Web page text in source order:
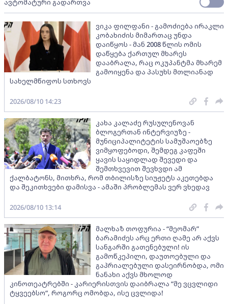
ავტომატური გადართვა
ვიკა ფილფანი - გამოძიება ირაკლი
კობახიძის მიმართაც უნდა
დაიწყოს - მან 2008 წლის ომის
დაწყება ქართულ მხარეს
დააბრალა, რაც ოკუპანტმა მხარემ
გამოიყენა და პასუხს მთლიანად
სახელმწიფოს სთხოვს
2026/08/10 14:23
კახა კალაძე რუსულენოვან
ბლოგერთან ინტერვიუზე -
მუნიციპალიტეტის სამუშაოებზე
ვიმყოფებოდი, შემდეგ კაფეში
ყავის საყიდლად შევედი და
შემთხვევით შევხვდი ამ
ქალბატონს, მითხრა, რომ თბილისზე სიუჟეტს აკეთებდა
და შეკითხვები დამისვა - ამაში პრობლემას ვერ ვხედავ
2026/08/10 13:14
მალხაზ თოფურია - “მეომარ”
ბარამიძეს არც ერთი ღამე არ აქვს
სანგარში გათენებული! ის
გამოწკეპილი, დაუთოებული და
გაპრიალებული დასეირნობდა, ომი
ნანახი აქვს მხოლოდ
კინოთეატრებში - კარიერისთვის დაიბრალა “მე ვცვლიდი
ტყვეებსო“, როგორც ომობდა, ისე ცვლიდა!